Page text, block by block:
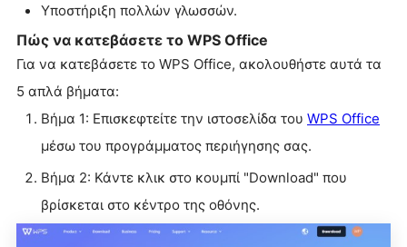
Υποστήριξη πολλών γλωσσών.
Πώς να κατεβάσετε το WPS Office
Για να κατεβάσετε το WPS Office, ακολουθήστε αυτά τα
5 απλά βήματα:
Βήμα 1: Επισκεφτείτε την ιστοσελίδα του WPS Office
μέσω του προγράμματος περιήγησης σας.
Βήμα 2: Κάντε κλικ στο κουμπί "Download" που
βρίσκεται στο κέντρο της οθόνης.